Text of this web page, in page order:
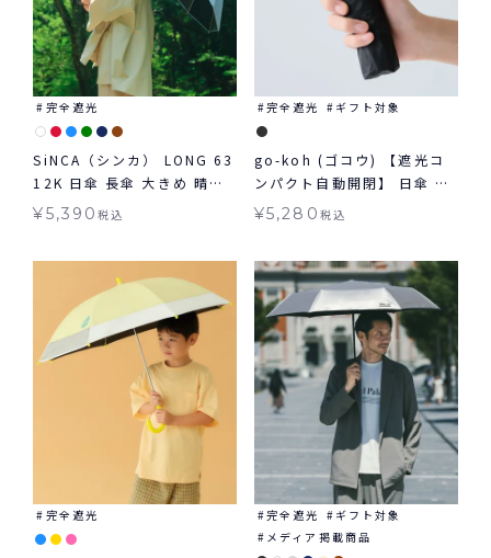
完全遮光
SiNCA（シンカ） LONG 63
12K 日傘 長傘 大きめ 晴雨
兼用
¥5,390税込
完全遮光 ギフト対象
go-koh (ゴコウ) 【遮光コ
ンパクト自動開閉】 日傘 折
りたたみ 晴雨兼用 ギフト対
¥5,280 税込
完全遮光 完全遮光
ギフト対象
メディア掲載商品